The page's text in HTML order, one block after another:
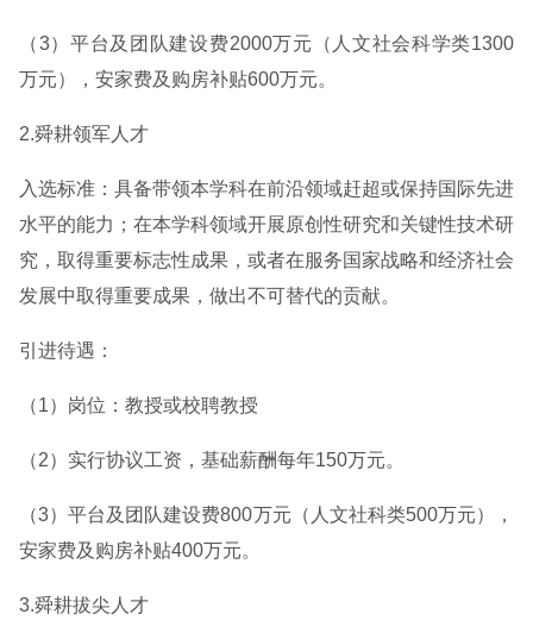
（3）平台及团队建设费2000万元（人文社会科学类1300
万元），安家费及购房补贴600万元。
2.舜耕领军人才
入选标准：具备带领本学科在前沿领域赶超或保持国际先进
水平的能力；在本学科领域开展原创性研究和关键性技术研
究，取得重要标志性成果，或者在服务国家战略和经济社会
发展中取得重要成果，做出不可替代的贡献。
引进待遇：
（1）岗位：教授或校聘教授
（2）实行协议工资，基础薪酬每年150万元。
（3）平台及团队建设费800万元（人文社科类500万元），
安家费及购房补贴400万元。
3.舜耕拔尖人才